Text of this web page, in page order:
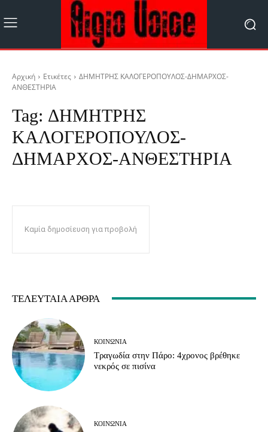
Αρχική Ετικέτες
ΔΗΜΗΤΡΗΣ ΚΑΛΟΓΕΡΟΠΟΥΛΟΣ-ΔΗΜΑΡΧΟΣ-
ΑΝΘΕΣΤΗΡΙΑ
Tag: ΔΗΜΗΤΡΗΣ
ΚΑΛΟΓΕΡΟΠΟΥΛΟΣ-
ΔΗΜΑΡΧΟΣ-ΑΝΘΕΣΤΗΡΙΑ
Καμία δημοσίευση για προβολή
ΤΕΛΕΥΤΑΊΑ ΆΡΘΡΑ
ΚΟΙΝΩΝΊΑ
Τραγωδία στην Πάρο: 4χρονος βρέθηκε
νεκρός σε πισίνα
ΚΟΙΝΩΝΊΑ